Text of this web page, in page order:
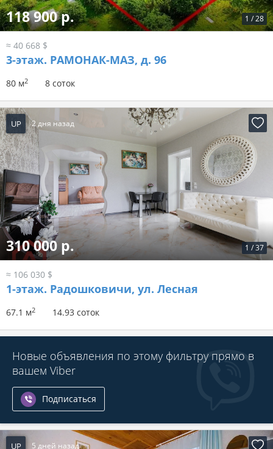
1 /28
118 900 р.
≈ 40 668 $
3-этаж. РАМОНАК-МАЗ, д. 96
80 м2 8 соток
UP 2 дня назад
1 /37
310 000 р.
≈ 106 030 $
1-этаж. Радошковичи, ул. Лесная
67.1 м2 14.93 соток
Новые объявления по этому фильтру прямо в
вашем Viber
Подписаться
UP 5 дней назад